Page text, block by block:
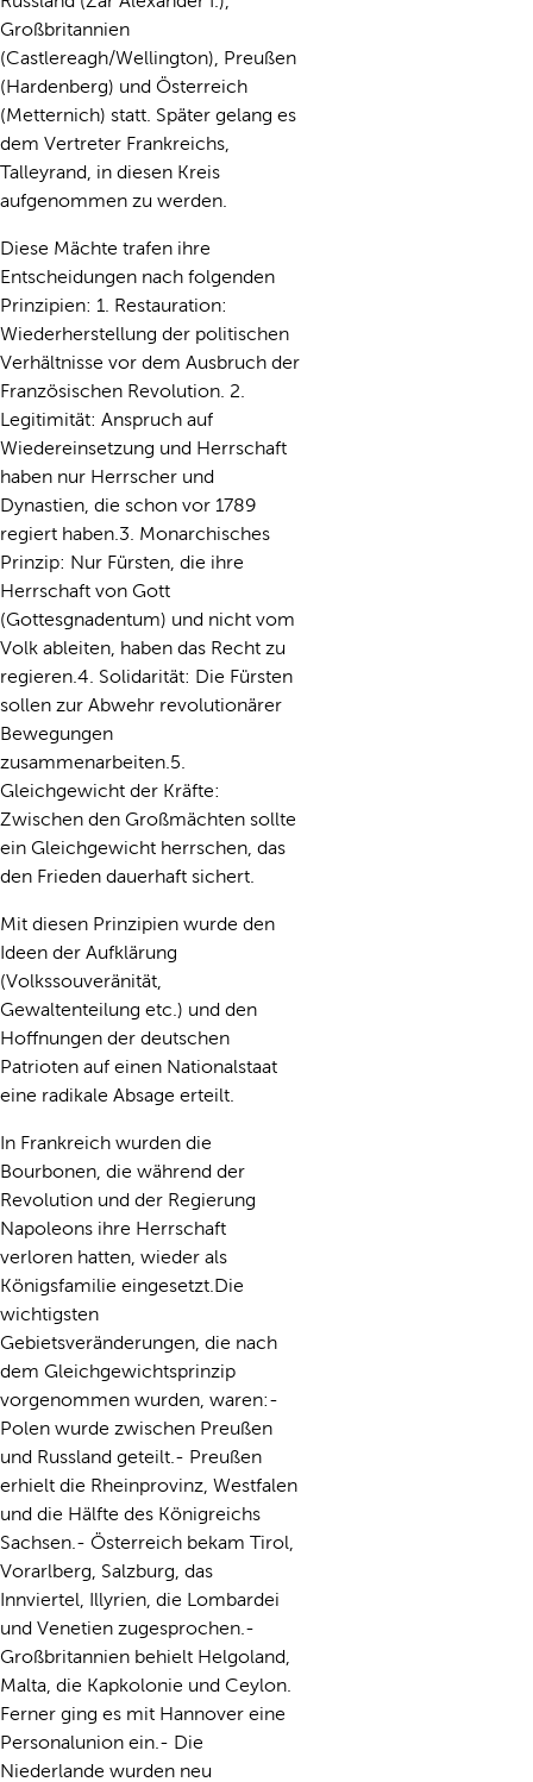
Großbritannien
(Castlereagh/Wellington), Preußen
(Hardenberg) und Österreich
(Metternich) statt. Später gelang es
dem Vertreter Frankreichs,
Talleyrand, in diesen Kreis
aufgenommen zu werden.
Diese Mächte trafen ihre
Entscheidungen nach folgenden
Prinzipien: 1. Restauration:
Wiederherstellung der politischen
Verhältnisse vor dem Ausbruch der
Französischen Revolution. 2.
Legitimität: Anspruch auf
Wiedereinsetzung und Herrschaft
haben nur Herrscher und
Dynastien, die schon vor 1789
regiert haben.3. Monarchisches
Prinzip: Nur Fürsten, die ihre
Herrschaft von Gott
(Gottesgnadentum) und nicht vom
Volk ableiten, haben das Recht zu
regieren.4. Solidarität: Die Fürsten
sollen zur Abwehr revolutionärer
Bewegungen
zusammenarbeiten.5.
Gleichgewicht der Kräfte:
Zwischen den Großmächten sollte
ein Gleichgewicht herrschen, das
den Frieden dauerhaft sichert.
Mit diesen Prinzipien wurde den
Ideen der Aufklärung
(Volkssouveränität,
Gewaltenteilung etc.) und den
Hoffnungen der deutschen
Patrioten auf einen Nationalstaat
eine radikale Absage erteilt.
In Frankreich wurden die
Bourbonen, die während der
Revolution und der Regierung
Napoleons ihre Herrschaft
verloren hatten, wieder als
Königsfamilie eingesetzt.Die
wichtigsten
Gebietsveränderungen, die nach
dem Gleichgewichtsprinzip
vorgenommen wurden, waren:-
Polen wurde zwischen Preußen
und Russland geteilt.- Preußen
erhielt die Rheinprovinz, Westfalen
und die Hälfte des Königreichs
Sachsen.- Österreich bekam Tirol,
Vorarlberg, Salzburg, das
Innviertel, Illyrien, die Lombardei
und Venetien zugesprochen.-
Großbritannien behielt Helgoland,
Malta, die Kapkolonie und Ceylon.
Ferner ging es mit Hannover eine
Personalunion ein.- Die
Niederlande wurden neu